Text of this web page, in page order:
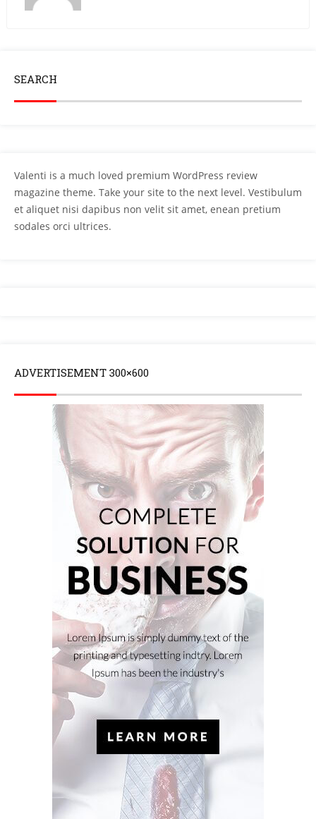
SEARCH
Valenti is a much loved premium WordPress review
magazine theme. Take your site to the next level. Vestibulum
et aliquet nisi dapibus non velit sit amet, enean pretium
sodales orci ultrices.
ADVERTISEMENT 300×600